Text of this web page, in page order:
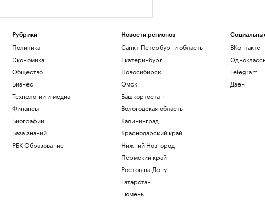
Рубрики
Политика
Экономика
Общество
Бизнес
Технологии и медиа
Финансы
Биографии
База знаний
РБК Образование
Новости регионов
Санкт-Петербург и область
Екатеринбург
Новосибирск
Омск
Башкортостан
Вологодская область
Калининград
Краснодарский край
Нижний Новгород
Пермский край
Ростов-на-Дону
Татарстан
Тюмень
ВКонтакте
Telegram
Дзен